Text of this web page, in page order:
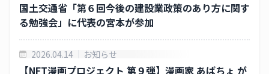
国土交通省「第６回今後の建設業政策のあり方に関す
る勉強会」に代表の宮本が参加
2026.04.14 お知らせ
【NFT漫画プロジェクト 第９弾】漫画家 あばちょ が